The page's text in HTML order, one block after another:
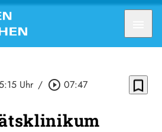
Uhr / play_circle_outline 07:47 bookmark_border